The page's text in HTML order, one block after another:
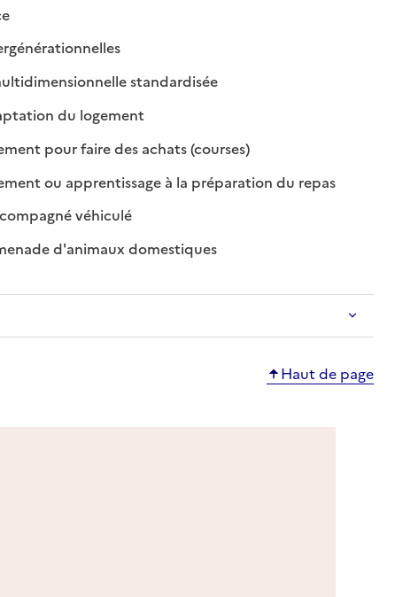
disponible
: disponible
: non disponible
standardisée: disponible
: non disponible
du logement: disponible
: non disponible
pour faire des achats (courses): disponible
: non disponible
ou apprentissage à la préparation du repas: disponible
: non
véhiculé: disponible
: non disponible
d'animaux domestiques: disponible
: non disponible
Haut de page